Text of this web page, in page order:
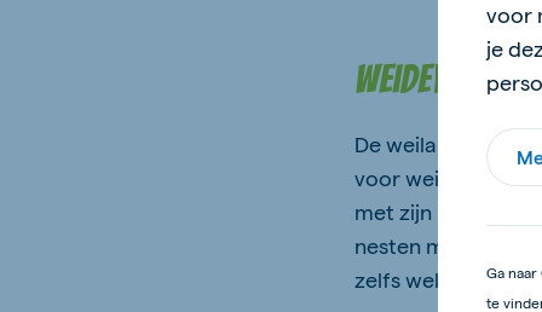
Weidevogels
De weilanden
voor weidevogels.
met zijn lange
nesten met eieren
zelfs wel eens
voor
je
Ga
te